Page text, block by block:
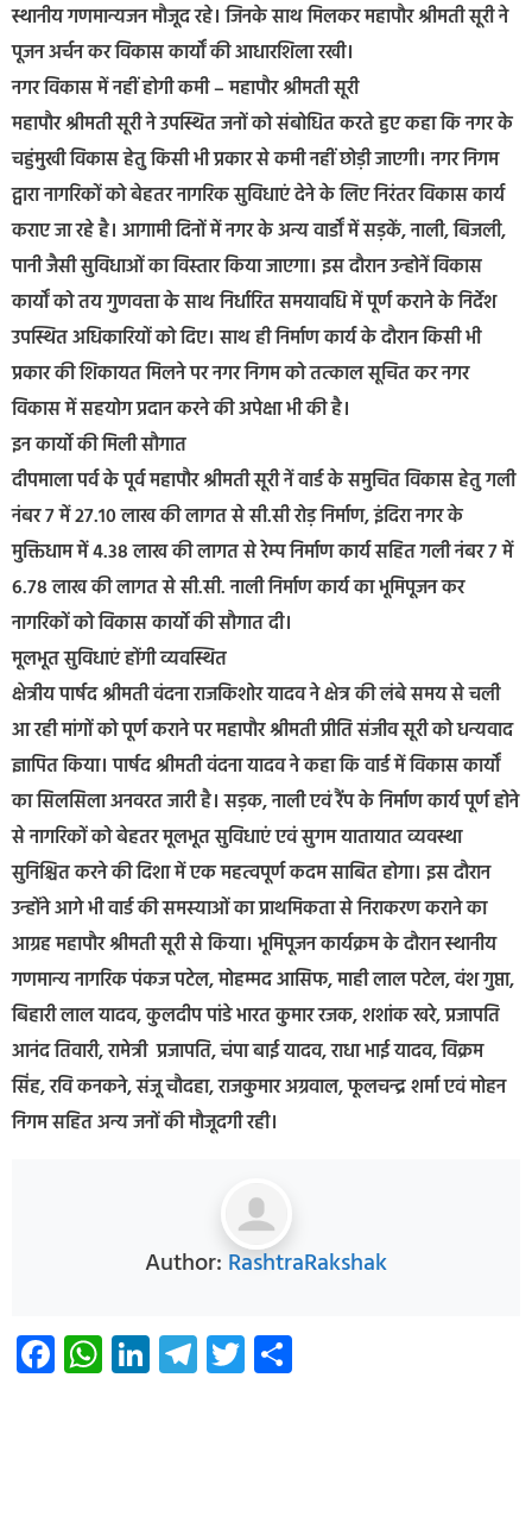
स्थानीय गणमान्यजन मौजूद रहे। जिनके साथ मिलकर महापौर श्रीमती सूरी ने
पूजन अर्चन कर विकास कार्यों की आधारशिला रखी।
नगर विकास में नहीं होगी कमी – महापौर श्रीमती सूरी
महापौर श्रीमती सूरी ने उपस्थित जनों को संबोधित करते हुए कहा कि नगर के
चहुंमुखी विकास हेतु किसी भी प्रकार से कमी नहीं छोड़ी जाएगी। नगर निगम
द्वारा नागरिकों को बेहतर नागरिक सुविधाएं देने के लिए निरंतर विकास कार्य
कराए जा रहे है। आगामी दिनों में नगर के अन्य वार्डों में सड़कें, नाली, बिजली,
पानी जैसी सुविधाओं का विस्तार किया जाएगा। इस दौरान उन्होनें विकास
कार्यों को तय गुणवत्ता के साथ निर्धारित समयावधि में पूर्ण कराने के निर्देश
उपस्थित अधिकारियों को दिए। साथ ही निर्माण कार्य के दौरान किसी भी
प्रकार की शिकायत मिलने पर नगर निगम को तत्काल सूचित कर नगर
विकास में सहयोग प्रदान करने की अपेक्षा भी की है।
इन कार्यो की मिली सौगात
दीपमाला पर्व के पूर्व महापौर श्रीमती सूरी नें वार्ड के समुचित विकास हेतु गली
नंबर 7 में 27.10 लाख की लागत से सी.सी रोड़ निर्माण, इंदिरा नगर के
मुक्तिधाम में 4.38 लाख की लागत से रेम्प निर्माण कार्य सहित गली नंबर 7 में
6.78 लाख की लागत से सी.सी. नाली निर्माण कार्य का भूमिपूजन कर
नागरिकों को विकास कार्यो की सौगात दी।
मूलभूत सुविधाएं होंगी व्यवस्थित
क्षेत्रीय पार्षद श्रीमती वंदना राजकिशोर यादव ने क्षेत्र की लंबे समय से चली
आ रही मांगों को पूर्ण कराने पर महापौर श्रीमती प्रीति संजीव सूरी को धन्यवाद
ज्ञापित किया। पार्षद श्रीमती वंदना यादव ने कहा कि वार्ड में विकास कार्यों
का सिलसिला अनवरत जारी है। सड़क, नाली एवं रैंप के निर्माण कार्य पूर्ण होने
से नागरिकों को बेहतर मूलभूत सुविधाएं एवं सुगम यातायात व्यवस्था
सुनिश्चित करने की दिशा में एक महत्वपूर्ण कदम साबित होगा। इस दौरान
उन्होंने आगे भी वार्ड की समस्याओं का प्राथमिकता से निराकरण कराने का
आग्रह महापौर श्रीमती सूरी से किया। भूमिपूजन कार्यक्रम के दौरान स्थानीय
गणमान्य नागरिक पंकज पटेल, मोहम्मद आसिफ, माही लाल पटेल, वंश गुप्ता,
बिहारी लाल यादव, कुलदीप पांडे भारत कुमार रजक, शशांक खरे, प्रजापति
आनंद तिवारी, रामेत्री प्रजापति, चंपा बाई यादव, राधा भाई यादव, विक्रम
सिंह, रवि कनकने, संजू चौदहा, राजकुमार अग्रवाल, फूलचन्द्र शर्मा एवं मोहन
निगम सहित अन्य जनों की मौजूदगी रही।
Author: RashtraRakshak
Facebook
WhatsApp
LinkedIn
Telegram
Twitter